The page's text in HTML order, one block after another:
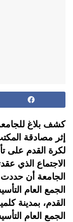
كشف بلاغ
إثر مصادقة
لكرة القدم على
الجمع العام
الجمع العام